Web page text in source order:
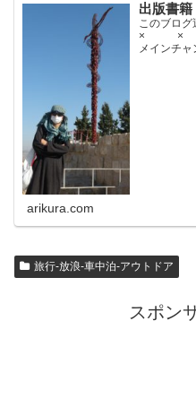
出版書
このブログ
× ×
メインチ
arikura.com
旅行-放浪-車中泊-アウトドア
スポン